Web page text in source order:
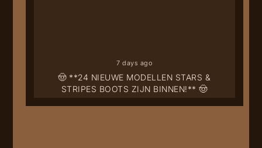
🤠 **24 NIEUWE MODELLEN STARS &
STRIPES BOOTS ZIJN BINNEN!** 🤠
7 days ago